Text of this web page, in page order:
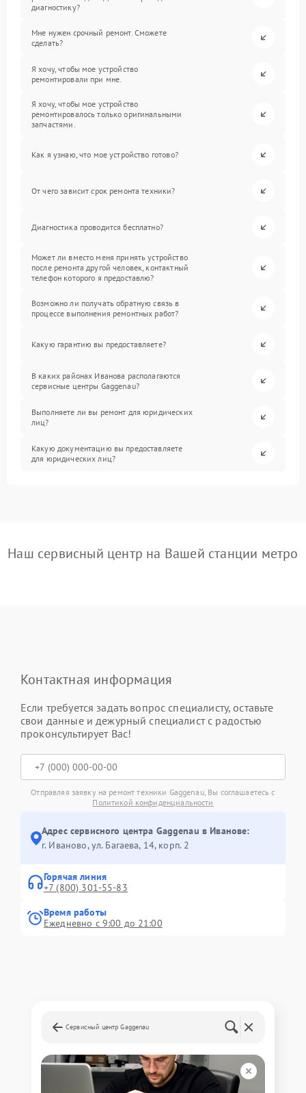
диагностику?
Мне нужен срочный ремонт. Сможете
сделать?
Я хочу, чтобы мое устройство
ремонтировали при мне.
Я хочу, чтобы мое устройство
ремонтировалось только оригинальными
запчастями.
Как я узнаю, что мое устройство готово?
От чего зависит срок ремонта техники?
Диагностика проводится бесплатно?
Может ли вместо меня принять устройство
после ремонта другой человек, контактный
телефон которого я предоставлю?
Возможно ли получать обратную связь в
процессе выполнения ремонтных работ?
Какую гарантию вы предоставляете?
В каких районах Иванова располагаются
сервисные центры Gaggenau?
Выполняете ли вы ремонт для юридических
лиц?
Какую документацию вы предоставляете
для юридических лиц?
Наш сервисный центр на Вашей станции метро
Контактная информация
Если требуется задать вопрос специалисту, оставьте
свои данные и дежурный специалист с радостью
проконсультирует Вас!
Отправляя заявку на ремонт техники Gaggenau, Вы соглашаетесь с
Политикой конфиденциальности
Адрес сервисного центра Gaggenau в Иванове:
г. Иваново, ул. Багаева, 14, корп. 2
Горячая линия
+7 (800) 301-55-83
Время работы
Ежедневно с 9:00 до 21:00
Сервисный центр Gaggenau